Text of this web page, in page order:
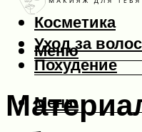
Косметика
Уход за
Похудение
Меню
Меню